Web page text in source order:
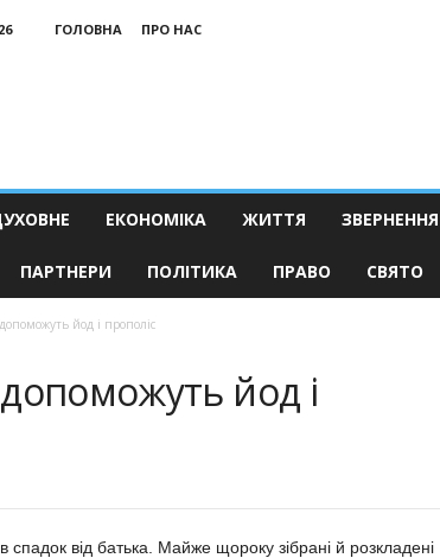
ГОЛОВНА
ПРО НАС
ЕКОНОМІКА ЖИТТЯ ЗВЕРНЕННЯ
ПАРТНЕРИ ПОЛІТИКА ПРАВО СВЯТО
йод і прополіс
йод і
спадок від батька. Майже щороку зібрані й розкладені